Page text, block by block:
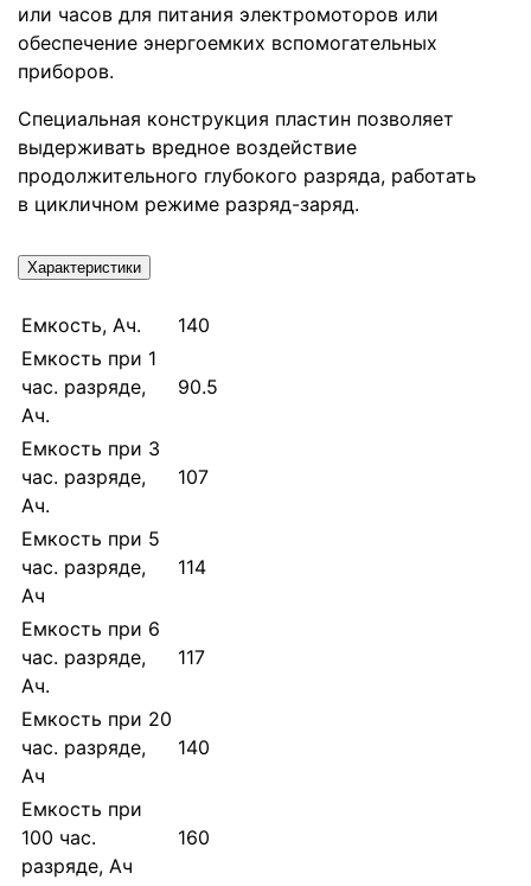
или часов для питания электромоторов или
обеспечение энергоемких вспомогательных
приборов.
Специальная конструкция пластин позволяет
выдерживать вредное воздействие
продолжительного глубокого разряда, работать
в цикличном режиме разряд-заряд.
Характеристики
Емкость, Ач.
140
Емкость при 1
час. разряде,
Ач.
90.5
Емкость при 3
час. разряде,
Ач.
107
Емкость при 5
час. разряде,
Ач
114
Емкость при 6
час. разряде,
Ач.
117
Емкость при 20
час. разряде,
Ач
140
Емкость при
100 час.
разряде, Ач
160